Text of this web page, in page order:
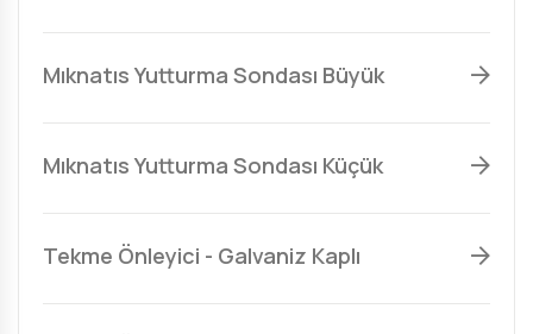
Mıknatıs Yutturma Sondası Büyük
Mıknatıs Yutturma Sondası Küçük
Tekme Önleyici - Galvaniz Kaplı